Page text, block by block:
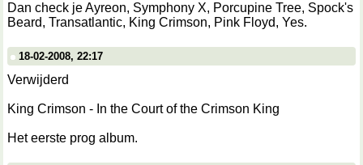
Dan check je Ayreon, Symphony X, Porcupine Tree, Spock's
Beard, Transatlantic, King Crimson, Pink Floyd, Yes.
18-02-2008, 22:17
Verwijderd
King Crimson - In the Court of the Crimson King
Het eerste prog album.